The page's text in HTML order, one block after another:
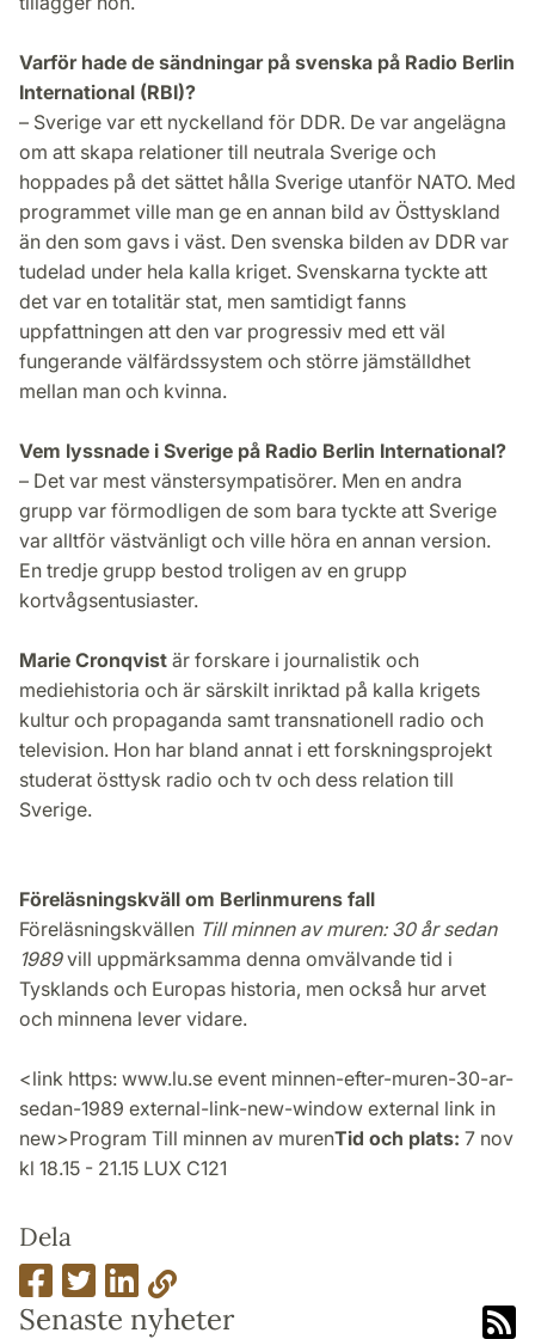
Varför hade de sändningar på svenska på Radio Berlin
International (RBI)?
– Sverige var ett nyckelland för DDR. De var angelägna
om att skapa relationer till neutrala Sverige och
hoppades på det sättet hålla Sverige utanför NATO. Med
programmet ville man ge en annan bild av Östtyskland
än den som gavs i väst. Den svenska bilden av DDR var
tudelad under hela kalla kriget. Svenskarna tyckte att
det var en totalitär stat, men samtidigt fanns
uppfattningen att den var progressiv med ett väl
fungerande välfärdssystem och större jämställdhet
mellan man och kvinna.
Vem lyssnade i Sverige på Radio Berlin International?
– Det var mest vänstersympatisörer. Men en andra
grupp var förmodligen de som bara tyckte att Sverige
var alltför västvänligt och ville höra en annan version.
En tredje grupp bestod troligen av en grupp
kortvågsentusiaster.
Marie Cronqvist är forskare i journalistik och
mediehistoria och är särskilt inriktad på kalla krigets
kultur och propaganda samt transnationell radio och
television. Hon har bland annat i ett forskningsprojekt
studerat östtysk radio och tv och dess relation till
Sverige.
Föreläsningskväll om Berlinmurens fall
Föreläsningskvällen Till minnen av muren: 30 år sedan
1989vill uppmärksamma denna omvälvande tid i
Tysklands och Europas historia, men också hur arvet
och minnena lever vidare.
<link https: www.lu.se event minnen-efter-muren-30-ar-
sedan-1989 external-link-new-window external link in
new>Program Till minnen av murenTid och plats: 7 nov
kl 18.15 - 21.15 LUX C121
Dela
Senaste nyheter